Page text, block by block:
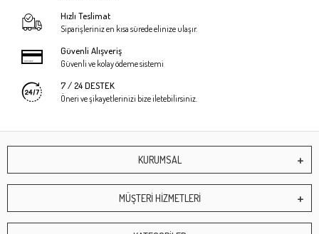
Hızlı Teslimat
Siparişleriniz en kısa sürede elinize ulaşır.
Güvenli Alışveriş
Güvenli ve kolay ödeme sistemi
7 / 24 DESTEK
Öneri ve şikayetlerinizi bize iletebilirsiniz.
KURUMSAL
MÜŞTERİ HİZMETLERİ